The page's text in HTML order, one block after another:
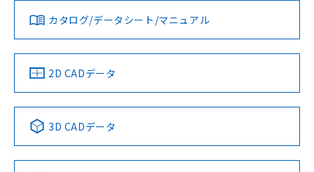
タイムチャート
以上、n: 70mm以上
検出領域
みください。
ソフトウェアの使用条件
対応済み
中国 RoHS 注意事項・凡例
Pb Hg Cd Cr(VI)
LR型式承認
（イギリス
船舶規格）
DNV型式承認
（ノルウェー
BV型式承認
（フランス
KR型式
（韓国
No No No No
この製品の規格認証/適合状況ページへ
その他の認証はこちらのページからご検索ください
カタログ/データシート/マニュアル
2D CADデータ
3D CADデータ